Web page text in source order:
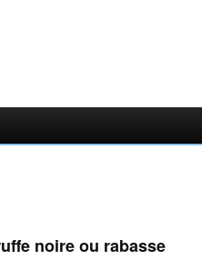
noire ou rabasse